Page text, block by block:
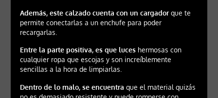
Además, este calzado cuenta con un cargadorque te
permite conectarlas a un enchufe para poder
recargarlas.
Entre la parte positiva, es que luceshermosas con
cualquier ropa que escojas y son increíblemente
sencillas a la hora de limpiarlas.
Dentro de lo malo, se encuentra que el material quizás